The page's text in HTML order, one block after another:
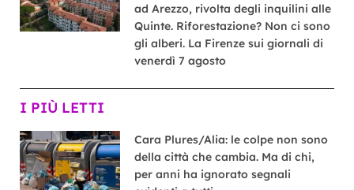
ad Arezzo, rivolta degli inquilini alle
Quinte. Riforestazione? Non ci sono
gli alberi. La Firenze sui giornali di
venerdì 7 agosto
I PIÙ LETTI
Cara Plures/Alia: le colpe non sono
della città che cambia. Ma di chi,
per anni ha ignorato segnali